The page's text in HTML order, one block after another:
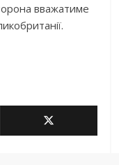
вважатиме